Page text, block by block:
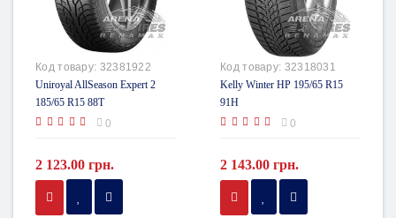
Код товару: 32381922
Uniroyal AllSeason Expert 2
185/65 R15 88T
0
2 123.00 грн.
Код товару: 32318031
Kelly Winter HP 195/65 R15
91H
0
2 143.00 грн.